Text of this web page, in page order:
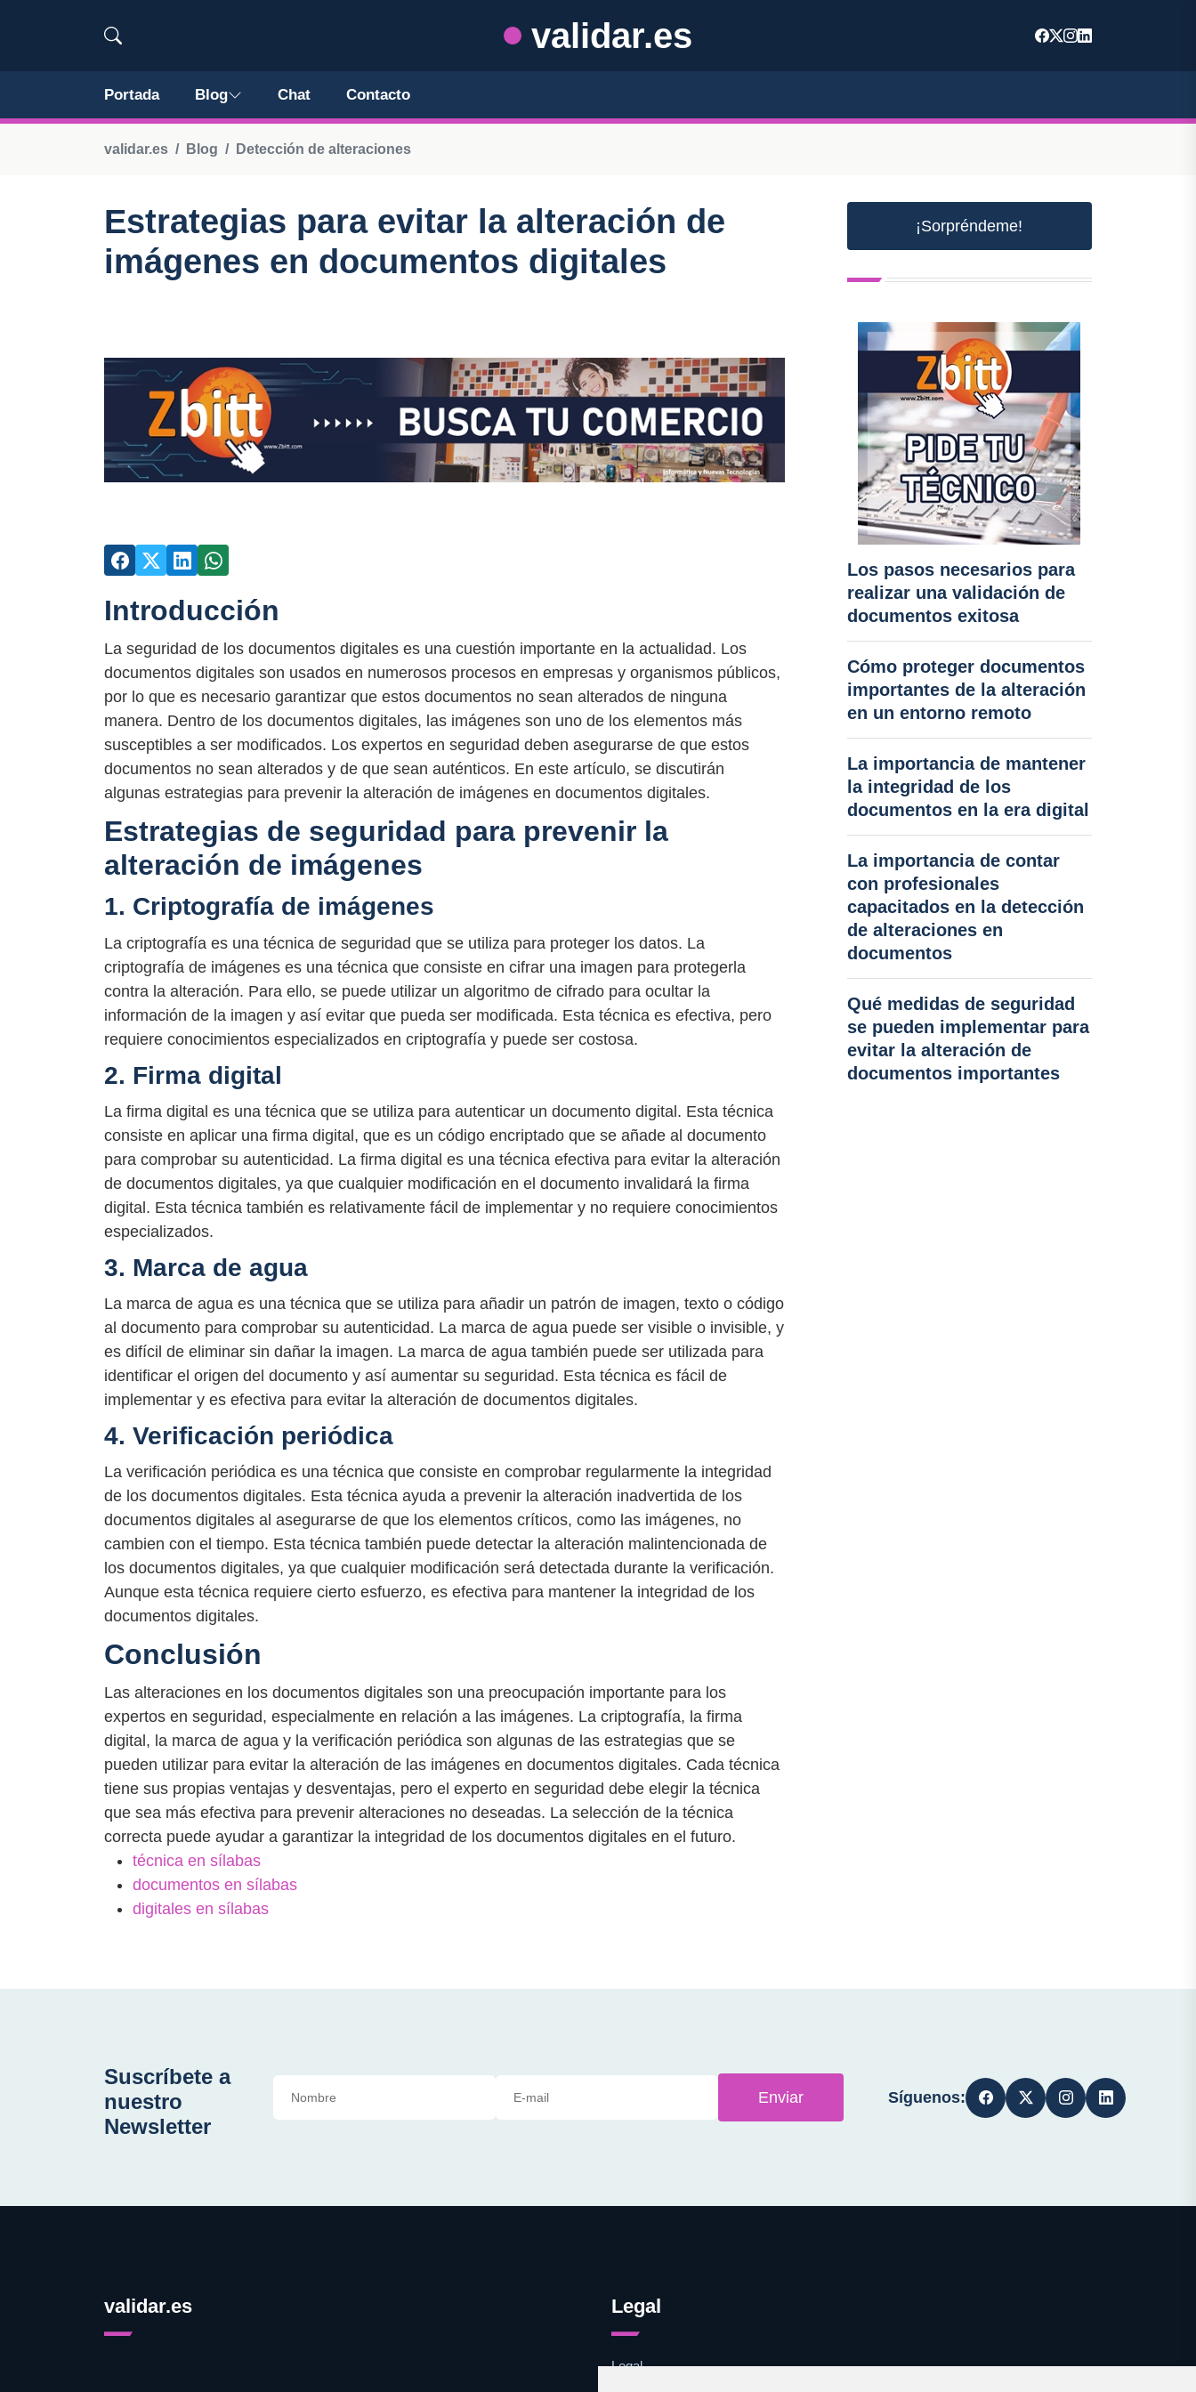
validar.es
Portada Blog Chat Contacto
validar.es Blog Detección de alteraciones
Estrategias para evitar la alteración de
imágenes en documentos digitales
Introducción
La seguridad de los documentos digitales es una cuestión importante en la actualidad. Los
documentos digitales son usados en numerosos procesos en empresas y organismos públicos,
por lo que es necesario garantizar que estos documentos no sean alterados de ninguna
manera. Dentro de los documentos digitales, las imágenes son uno de los elementos más
susceptibles a ser modificados. Los expertos en seguridad deben asegurarse de que estos
documentos no sean alterados y de que sean auténticos. En este artículo, se discutirán
algunas estrategias para prevenir la alteración de imágenes en documentos digitales.
Estrategias de seguridad para prevenir la
alteración de imágenes
1. Criptografía de imágenes
La criptografía es una técnica de seguridad que se utiliza para proteger los datos. La
criptografía de imágenes es una técnica que consiste en cifrar una imagen para protegerla
contra la alteración. Para ello, se puede utilizar un algoritmo de cifrado para ocultar la
información de la imagen y así evitar que pueda ser modificada. Esta técnica es efectiva, pero
requiere conocimientos especializados en criptografía y puede ser costosa.
2. Firma digital
La firma digital es una técnica que se utiliza para autenticar un documento digital. Esta técnica
consiste en aplicar una firma digital, que es un código encriptado que se añade al documento
para comprobar su autenticidad. La firma digital es una técnica efectiva para evitar la alteración
de documentos digitales, ya que cualquier modificación en el documento invalidará la firma
digital. Esta técnica también es relativamente fácil de implementar y no requiere conocimientos
especializados.
3. Marca de agua
La marca de agua es una técnica que se utiliza para añadir un patrón de imagen, texto o código
al documento para comprobar su autenticidad. La marca de agua puede ser visible o invisible, y
es difícil de eliminar sin dañar la imagen. La marca de agua también puede ser utilizada para
identificar el origen del documento y así aumentar su seguridad. Esta técnica es fácil de
implementar y es efectiva para evitar la alteración de documentos digitales.
4. Verificación periódica
La verificación periódica es una técnica que consiste en comprobar regularmente la integridad
de los documentos digitales. Esta técnica ayuda a prevenir la alteración inadvertida de los
documentos digitales al asegurarse de que los elementos críticos, como las imágenes, no
cambien con el tiempo. Esta técnica también puede detectar la alteración malintencionada de
los documentos digitales, ya que cualquier modificación será detectada durante la verificación.
Aunque esta técnica requiere cierto esfuerzo, es efectiva para mantener la integridad de los
documentos digitales.
Conclusión
Las alteraciones en los documentos digitales son una preocupación importante para los
expertos en seguridad, especialmente en relación a las imágenes. La criptografía, la firma
digital, la marca de agua y la verificación periódica son algunas de las estrategias que se
pueden utilizar para evitar la alteración de las imágenes en documentos digitales. Cada técnica
tiene sus propias ventajas y desventajas, pero el experto en seguridad debe elegir la técnica
que sea más efectiva para prevenir alteraciones no deseadas. La selección de la técnica
correcta puede ayudar a garantizar la integridad de los documentos digitales en el futuro.
técnica en sílabas
documentos en sílabas
digitales en sílabas
¡Sorpréndeme!
Los pasos necesarios para
realizar una validación de
documentos exitosa
Cómo proteger documentos
importantes de la alteración
en un entorno remoto
La importancia de mantener
la integridad de los
documentos en la era digital
La importancia de contar
con profesionales
capacitados en la detección
de alteraciones en
documentos
Qué medidas de seguridad
se pueden implementar para
evitar la alteración de
documentos importantes
Suscríbete a
nuestro
Newsletter
Enviar Síguenos:
validar.es Legal
Legal